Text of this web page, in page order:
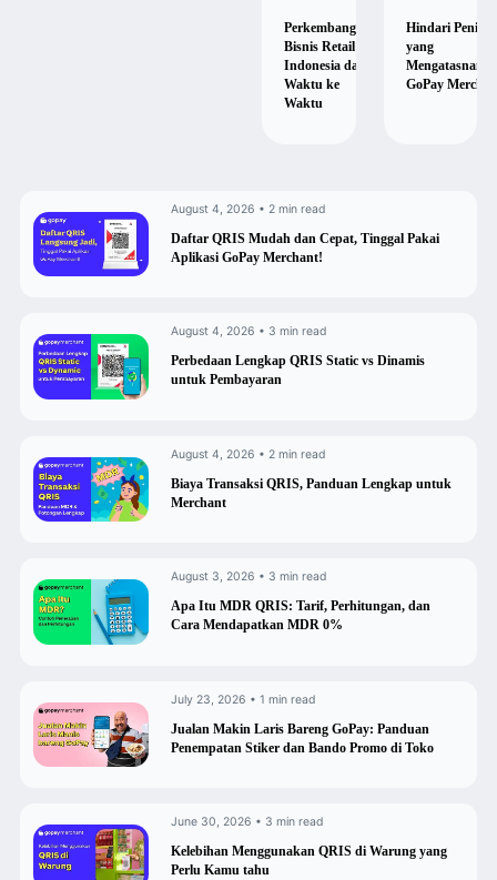
Perkembangan
Bisnis Retail di
Indonesia dari
Waktu ke
Waktu
Hindari
yang
GoPay
August 4, 2026 • 2 min read
Daftar QRIS Mudah dan Cepat, Tinggal Pakai
Aplikasi GoPay Merchant!
August 4, 2026 • 3 min read
Perbedaan Lengkap QRIS Static vs Dinamis
untuk Pembayaran
August 4, 2026 • 2 min read
Biaya Transaksi QRIS, Panduan Lengkap untuk
Merchant
August 3, 2026 • 3 min read
Apa Itu MDR QRIS: Tarif, Perhitungan, dan
Cara Mendapatkan MDR 0%
July 23, 2026 • 1 min read
Jualan Makin Laris Bareng GoPay: Panduan
Penempatan Stiker dan Bando Promo di Toko
June 30, 2026 • 3 min read
Kelebihan Menggunakan QRIS di Warung yang
Perlu Kamu tahu